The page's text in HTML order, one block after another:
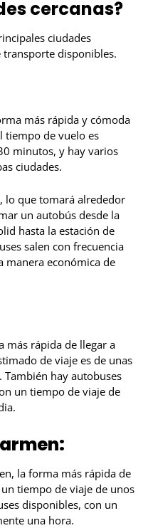
cercanas?
ciudades
transporte disponibles.
más rápida y cómoda
tiempo de vuelo es
minutos, y hay varios
ciudades.
lo que tomará alrededor
un autobús desde la
hasta la estación de
salen con frecuencia
manera económica de
más rápida de llegar a
de viaje es de unas
hay autobuses
un tiempo de viaje de
la forma más rápida de
tiempo de viaje de unos
disponibles, con un
una hora.